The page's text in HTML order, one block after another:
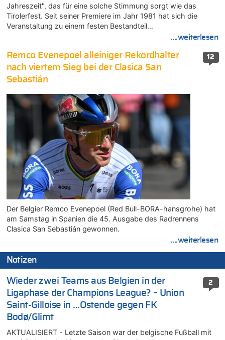
Jahreszeit", das für eine solche Stimmung sorgt wie das
Tirolerfest. Seit seiner Premiere im Jahr 1981 hat sich die
Veranstaltung zu einem festen Bestandteil…
....weiterlesen
12
Remco Evenepoel alleiniger Rekordhalter
nach viertem Sieg bei der Clasica San
Sebastián
Der Belgier Remco Evenepoel (Red Bull-BORA-hansgrohe) hat
am Samstag in Spanien die 45. Ausgabe des Radrennens
Clasica San Sebastián gewonnen.
....weiterlesen
Notizen
2
Wieder zwei Teams aus Belgien in der
Ligaphase der Champions League? – Union
Saint-Gilloise in …Ostende gegen FK
Bodø/Glimt
AKTUALISIERT - Letzte Saison war der belgische Fußball mit